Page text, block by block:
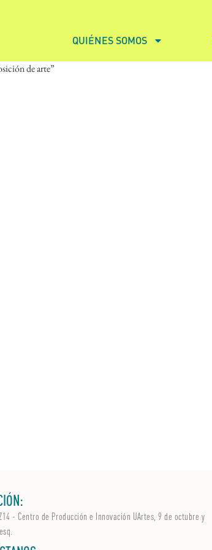
QUIÉNES SOMOS
de arte”
- Centro de Producción e Innovación UArtes, 9 de octubre y